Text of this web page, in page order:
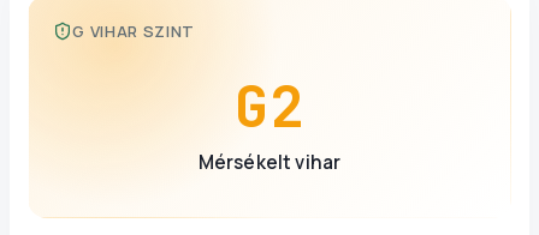
G VIHAR SZINT
G2
Mérsékelt vihar